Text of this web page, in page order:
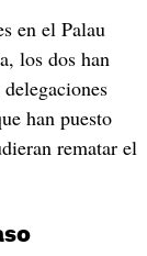
en el Palau
los dos han
han puesto
rematar el